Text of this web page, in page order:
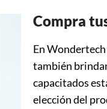
Compra
En
también
capacitados
elección del